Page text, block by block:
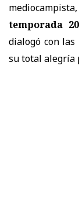
mediocampista,
temporada
dialogó con
su total alegría